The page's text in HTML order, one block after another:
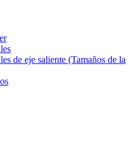
de eje saliente (Tamaños de la